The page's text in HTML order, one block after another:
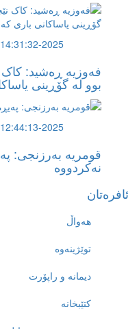
2025-Jul-29 14:31:32
فەوزیە ڕەشید: کاک
بوو لە گۆڕینی
2025-Jul-23 12:44:13
قومریە بەرزنجی:
نەکردووە
ئافرەتان
هەواڵ
توێژینەوە
دیمانە و راپۆرت
کتێبخانە